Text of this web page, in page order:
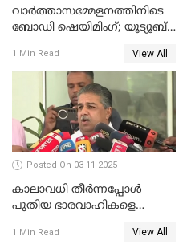
വാർത്താസമ്മേളനത്തിനിടെ
ബോഡി ഷെയിമിംഗ്; യൂട്യൂബ്
മറുപടിയുമായി ഗൗരി കിഷന്‍
WATCH VIDEO
1 Min Read View All
Posted On 03-11-2025
കാലാവധി തീര്‍ന്നപ്പോള്‍
പുതിയ ഭാരവാഹികളെ
WATCH VIDEO
1 Min Read View All